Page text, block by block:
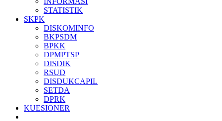
STATISTIK
SKPK
DISKOMINFO
BKPSDM
BPKK
DPMPTSP
DISDIK
RSUD
DISDUKCAPIL
SETDA
DPRK
KUESIONER